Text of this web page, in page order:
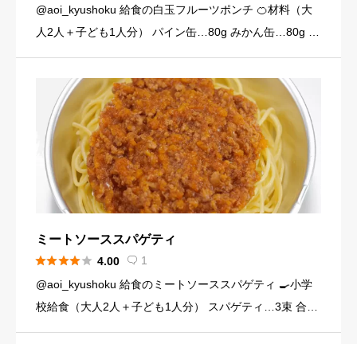
@aoi_kyushoku 給食の白玉フルーツポンチ 🍊材料（大
人2人＋子ども1人分） パイン缶…80g みかん缶…80g 黄
4g） （白玉団子） 白玉粉… […]
ミートソーススパゲティ
 4.00  1
@aoi_kyushoku 給食のミートソーススパゲティ 🍳小学
校給食（大人2人＋子ども1人分） スパゲティ…3束 合い